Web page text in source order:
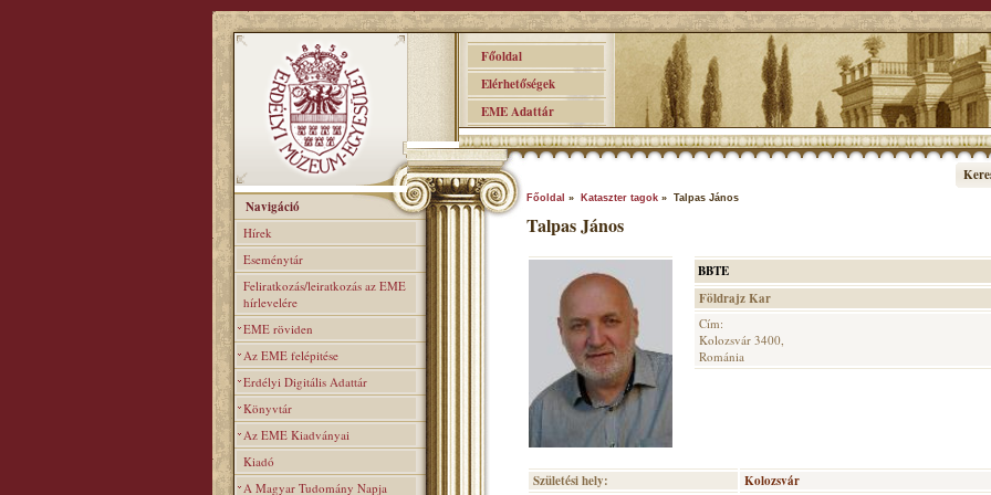
Főoldal
Elérhetőségek
EME Adattár
Navigáció
Hírek
Eseménytár
Feliratkozás/leiratkozás az EME
hírlevelére
EME röviden
Az EME felépitése
Erdélyi Digitális Adattár
Könyvtár
Az EME Kiadványai
Kiadó
A Magyar Tudomány Napja
Főoldal » Kataszter tagok » Talpas János
Talpas János
BBTE
Földrajz Kar
Cím:
Kolozsvár 3400,
Románia
Születési hely: Kolozsvár